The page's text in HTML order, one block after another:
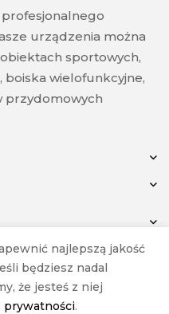
urządzenia można
sportowych,
boiska wielofunkcyjne,
przydomowych
e-Sklepy Investnet
najlepszą jakość
będziesz nadal
że jesteś z niej
prywatności.